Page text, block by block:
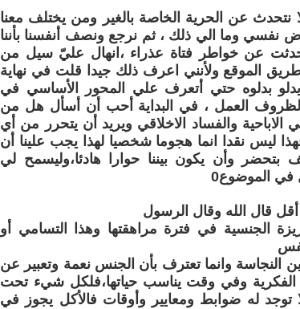
نتحدث عن الحرية الخاصة بالغير ومن يختلف معنا
وما الي ذلك ، ثم نرجع ونصف أنفسنا بأننا
تحدثت عن خواطر فتاة عذراء ،انهال عليّ سيل من
طريق الموقع ولأنني اعرف ذلك جيدا قلت في نهاية
بدلوه حتي أتعرف علي المحور الأساسي في
لظروف العمل ، في البداية أحب أن أسأل هل من
والفساد الاخلاقي ويريد أن يتحرر من أي
كيفما شاءت 00بالطبع لا فهذا ليس نقدا انما هجوما شخصيا لهذا يجب علينا أن
بتحضر وأن يكون بيننا حوارا هادئا،وليسمح لي
في الموضوع0
الجنسية في فترة مراهقتها وهذا التسامي أو
النجاسة وانما تعترف بأن الجنس نعمة وتعبير عن
وفي وقت يناسب حياتها،فلكل شيء تحت
توجد له ضوابط ومعايير وأوقات فالأكل يجوز في